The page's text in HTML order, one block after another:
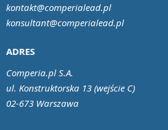
ADRES
Comperia.pl S.A.
ul. Konstruktorska 13 (wejście C)
02-673 Warszawa
kontakt@comperialead.pl
konsultant@comperialead.pl